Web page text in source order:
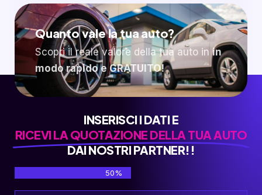
Quanto vale la tua auto?
Scopri il reale valore della tua auto inin
modo rapido e GRATUITO!
INSERISCI I DATI E
RICEVI LA QUOTAZIONE DELLA TUA AUTO
DAI NOSTRI PARTNER!!
50%